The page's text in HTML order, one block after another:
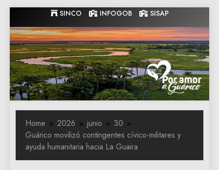
to
content
SINCO INFOGOB SISAP
Gobernacion
de Guarico
Gobernacion de Guarico
Home 2026 junio
30
Guárico movilizó contingentes cívico-militares y
ayuda humanitaria hacia La Guaira